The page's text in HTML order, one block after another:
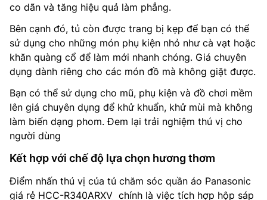
co dãn và tăng hiệu quả làm phẳng.
Bên cạnh đó, tủ còn được trang bị kẹp để bạn có thể
sử dụng cho những món phụ kiện nhỏ như cà vạt hoặc
khăn quàng cổ để làm mới nhanh chóng. Giá chuyên
dụng dành riêng cho các món đồ mà không giặt được.
Bạn có thể sử dụng cho mũ, phụ kiện và đồ chơi mềm
lên giá chuyên dụng để khử khuẩn, khử mùi mà không
làm biến dạng phom. Đem lại trải nghiệm thú vị cho
người dùng
Kết hợp với chế độ lựa chọn hương thơm
Điểm nhấn thú vị của tủ chăm sóc quần áo Panasonic
giá rẻ HCC-R340ARXV chính là việc tích hợp hộp sáp